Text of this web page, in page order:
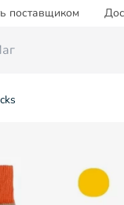
поставщиком